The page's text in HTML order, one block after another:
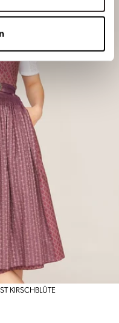
KIRSCHBLÜTE